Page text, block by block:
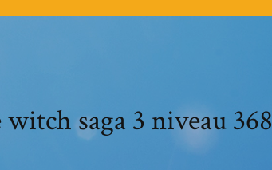
saga 3 niveau 368